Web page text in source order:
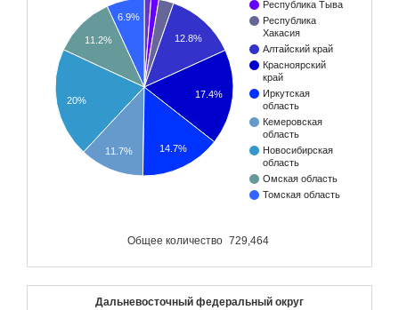
Республика Тыва
Республика
Хакасия
Алтайский край
Красноярский
край
Иркутская
область
Кемеровская
область
Новосибирская
область
Омская область
Томская область
12.8%
17.4%
6.9%
11.2%
20%
11.7% 14.7%
Общее количество 729,464
Дальневосточный федеральный округ